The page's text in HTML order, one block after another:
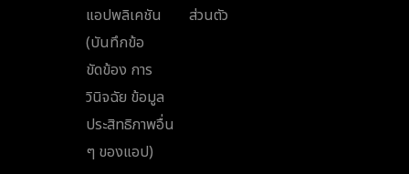
แอปพลิเคชัน
(บันทึกข้อ
ขัดข้อง การ
วินิจฉัย ข้อมูล
ประสิทธิภาพอื่น
ๆ ของแอป)
ส่วนตัว